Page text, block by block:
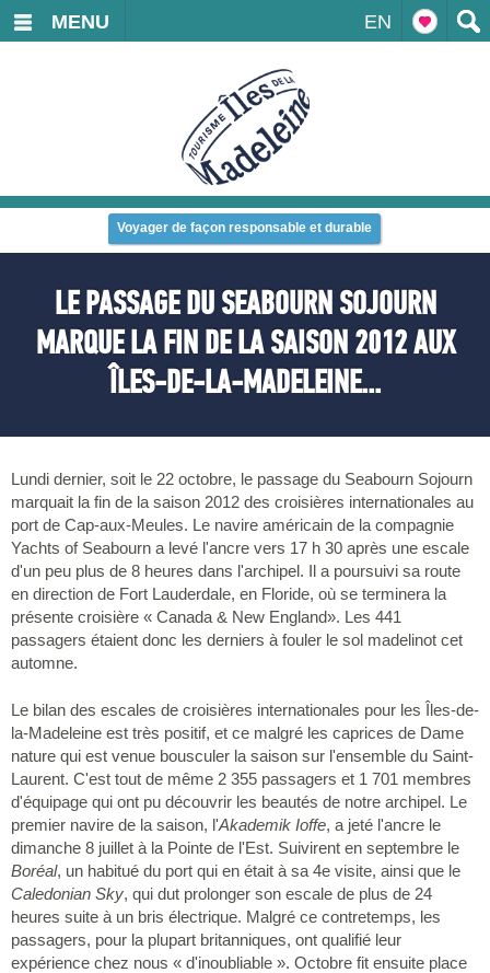
EN
MENU
Voyager de façon responsable et durable
LE PASSAGE DU SEABOURN SOJOURN
MARQUE LA FIN DE LA SAISON 2012 AUX
ÎLES-DE-LA-MADELEINE...
Lundi dernier, soit le 22 octobre, le passage du Seabourn Sojourn
marquait la fin de la saison 2012 des croisières internationales au
port de Cap-aux-Meules. Le navire américain de la compagnie
Yachts of Seabourn a levé l'ancre vers 17 h 30 après une escale
d'un peu plus de 8 heures dans l'archipel. Il a poursuivi sa route
en direction de Fort Lauderdale, en Floride, où se terminera la
présente croisière « Canada & New England». Les 441
passagers étaient donc les derniers à fouler le sol madelinot cet
automne.
Le bilan des escales de croisières internationales pour les Îles-de-
la-Madeleine est très positif, et ce malgré les caprices de Dame
nature qui est venue bousculer la saison sur l'ensemble du Saint-
Laurent. C'est tout de même 2 355 passagers et 1 701 membres
d'équipage qui ont pu découvrir les beautés de notre archipel. Le
premier navire de la saison, l'Akademik Ioffe, a jeté l'ancre le
dimanche 8 juillet à la Pointe de l'Est. Suivirent en septembre le
Boréal, un habitué du port qui en était à sa 4e visite, ainsi que le
Caledonian Sky, qui dut prolonger son escale de plus de 24
heures suite à un bris électrique. Malgré ce contretemps, les
passagers, pour la plupart britanniques, ont qualifié leur
expérience chez nous « d'inoubliable ». Octobre fit ensuite place